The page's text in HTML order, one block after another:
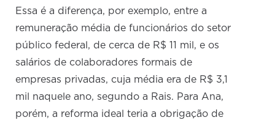
Essa é a diferença, por exemplo, entre a
remuneração média de funcionários do setor
público federal, de cerca de R$ 11 mil, e os
salários de colaboradores formais de
empresas privadas, cuja média era de R$ 3,1
mil naquele ano, segundo a Rais. Para Ana,
porém, a reforma ideal teria a obrigação de